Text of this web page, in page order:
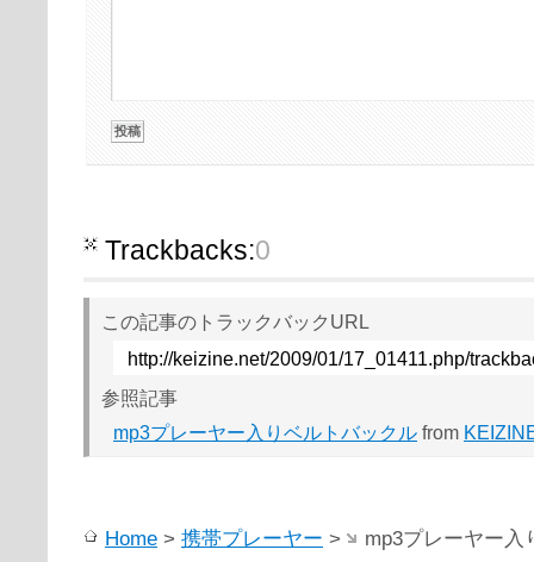
Trackbacks:0
この記事のトラックバックURL
http://keizine.net/2009/01/17_01411.php/
参照記事
mp3プレーヤー入りベルトバックル from
Home > 携帯プレーヤー >
mp3プレーヤー入